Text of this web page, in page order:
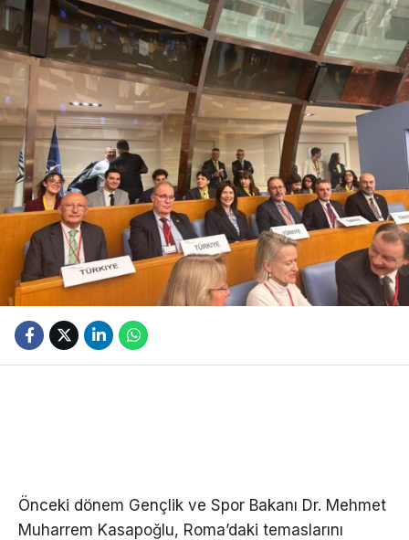
Önceki dönem Gençlik ve Spor Bakanı Dr. Mehmet
Muharrem Kasapoğlu, Roma’daki temaslarını